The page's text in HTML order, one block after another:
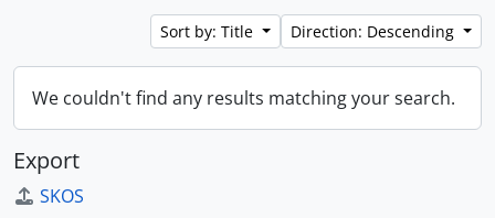
Sort by: Title Direction: Descending
We couldn't find any results matching your search.
Export
SKOS